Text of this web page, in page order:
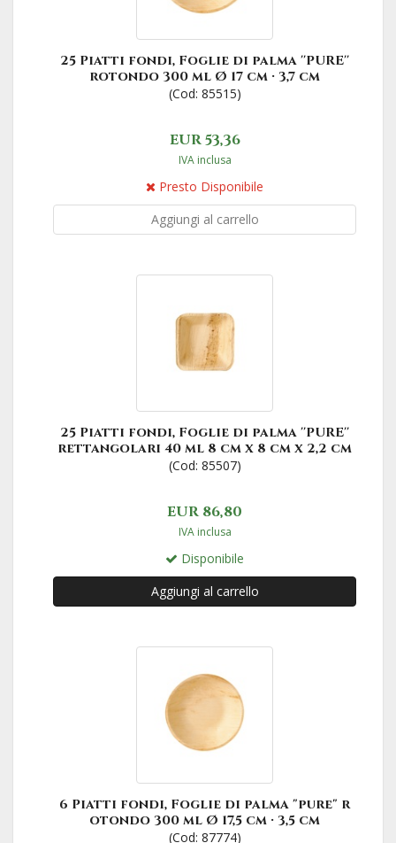
25 Piatti fondi, Foglie di palma ''PURE''
rotondo 300 ml Ø 17 cm · 3,7 cm
(Cod: 85515)
EUR 53,36
IVA inclusa
Presto Disponibile
Aggiungi al carrello
25 Piatti fondi, Foglie di palma ''PURE''
rettangolari 40 ml 8 cm x 8 cm x 2,2 cm
(Cod: 85507)
EUR 86,80
IVA inclusa
Disponibile
Aggiungi al carrello
6 Piatti fondi, Foglie di palma "pure" r
otondo 300 ml Ø 17,5 cm · 3,5 cm
(Cod: 87774)